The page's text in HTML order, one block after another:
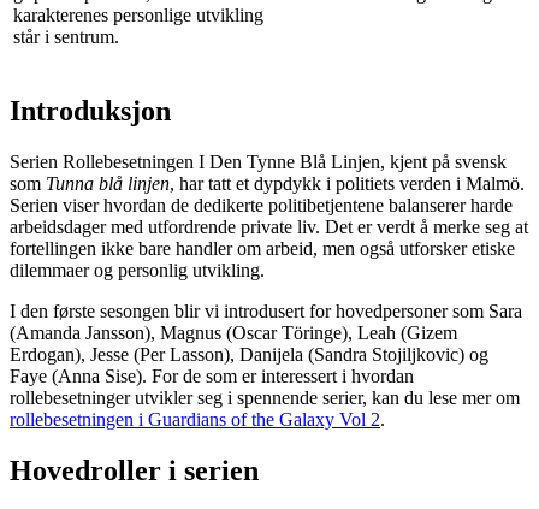
karakterenes personlige utvikling
står i sentrum.
Introduksjon
Serien Rollebesetningen I Den Tynne Blå Linjen, kjent på svensk
som Tunna blå linjen, har tatt et dypdykk i politiets verden i Malmö.
Serien viser hvordan de dedikerte politibetjentene balanserer harde
arbeidsdager med utfordrende private liv. Det er verdt å merke seg at
fortellingen ikke bare handler om arbeid, men også utforsker etiske
dilemmaer og personlig utvikling.
I den første sesongen blir vi introdusert for hovedpersoner som Sara
(Amanda Jansson), Magnus (Oscar Töringe), Leah (Gizem
Erdogan), Jesse (Per Lasson), Danijela (Sandra Stojiljkovic) og
Faye (Anna Sise). For de som er interessert i hvordan
rollebesetninger utvikler seg i spennende serier, kan du lese mer om
rollebesetningen i Guardians of the Galaxy Vol 2.
Hovedroller i serien